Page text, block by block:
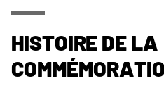
Histoire de la